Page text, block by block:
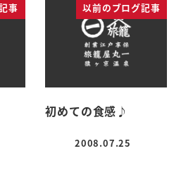
事 以前のブログ記事
初めての食感♪
投稿日
2008.07.25